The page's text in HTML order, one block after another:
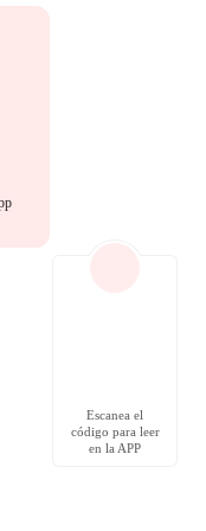
Escanea el
código para leer
en la APP